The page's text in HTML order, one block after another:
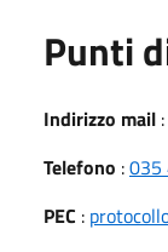
Punti
Indirizzo mail :
Telefono :035
PEC :